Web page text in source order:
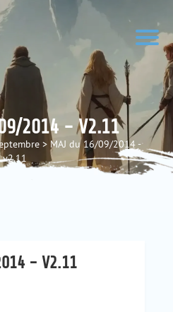
2014 - V2.11
> MAJ du 16/09/2014 -
v2.11
- V2.11